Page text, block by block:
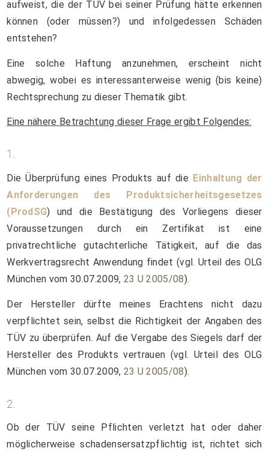
aufweist, die der TÜV bei seiner Prüfung hätte erkennen
können (oder müssen?) und infolgedessen Schäden
entstehen?
Eine solche Haftung anzunehmen, erscheint nicht
abwegig, wobei es interessanterweise wenig (bis keine)
Rechtsprechung zu dieser Thematik gibt.
Eine nähere Betrachtung dieser Frage ergibt Folgendes:
1.
Die Überprüfung eines Produkts auf die Einhaltung der
Anforderungen des Produktsicherheitsgesetzes
(ProdSG) und die Bestätigung des Vorliegens dieser
Voraussetzungen durch ein Zertifikat ist eine
privatrechtliche gutachterliche Tätigkeit, auf die das
Werkvertragsrecht Anwendung findet (vgl. Urteil des OLG
München vom 30.07.2009, 23 U 2005/08).
Der Hersteller dürfte meines Erachtens nicht dazu
verpflichtet sein, selbst die Richtigkeit der Angaben des
TÜV zu überprüfen. Auf die Vergabe des Siegels darf der
Hersteller des Produkts vertrauen (vgl. Urteil des OLG
München vom 30.07.2009, 23 U 2005/08).
2.
Ob der TÜV seine Pflichten verletzt hat oder daher
möglicherweise schadensersatzpflichtig ist, richtet sich